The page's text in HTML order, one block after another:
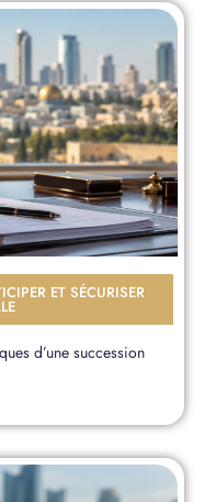
ET SÉCURISER
d’une succession